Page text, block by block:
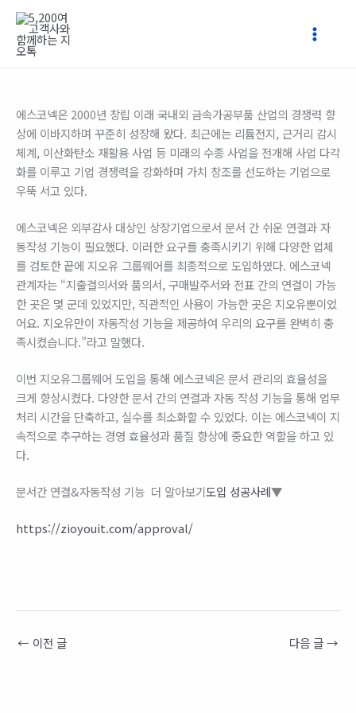
에스코넥은 2000년 창립 이래 국내외 금속가공부품 산업의 경쟁력 향
상에 이바지하며 꾸준히 성장해 왔다. 최근에는 리튬전지, 근거리 감시
체계, 이산화탄소 재활용 사업 등 미래의 수종 사업을 전개해 사업 다각
화를 이루고 기업 경쟁력을 강화하며 가치 창조를 선도하는 기업으로
우뚝 서고 있다.
에스코넥은 외부감사 대상인 상장기업으로서 문서 간 쉬운 연결과 자
동작성 기능이 필요했다. 이러한 요구를 충족시키기 위해 다양한 업체
를 검토한 끝에 지오유 그룹웨어를 최종적으로 도입하였다. 에스코넥
관계자는 “지출결의서와 품의서, 구매발주서와 전표 간의 연결이 가능
한 곳은 몇 군데 있었지만, 직관적인 사용이 가능한 곳은 지오유뿐이었
어요. 지오유만이 자동작성 기능을 제공하여 우리의 요구를 완벽히 충
족시켰습니다.”라고 말했다.
이번 지오유그룹웨어 도입을 통해 에스코넥은 문서 관리의 효율성을
크게 향상시켰다. 다양한 문서 간의 연결과 자동 작성 기능을 통해 업무
처리 시간을 단축하고, 실수를 최소화할 수 있었다. 이는 에스코넥이 지
속적으로 추구하는 경영 효율성과 품질 향상에 중요한 역할을 하고 있
다.
문서간 연결&자동작성 기능 더 알아보기도입 성공사례▼
https://zioyouit.com/approval/
← 이전 글 다음 글→